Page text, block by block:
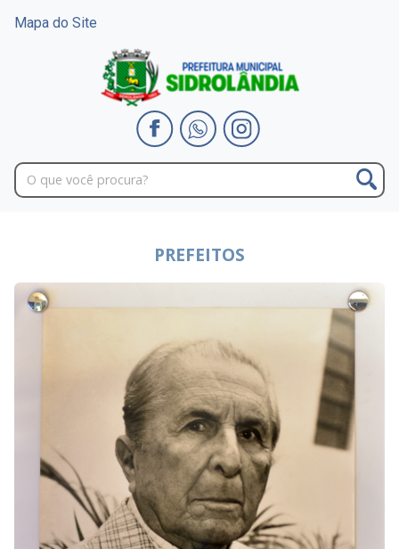
Mapa do Site
PREFEITOS